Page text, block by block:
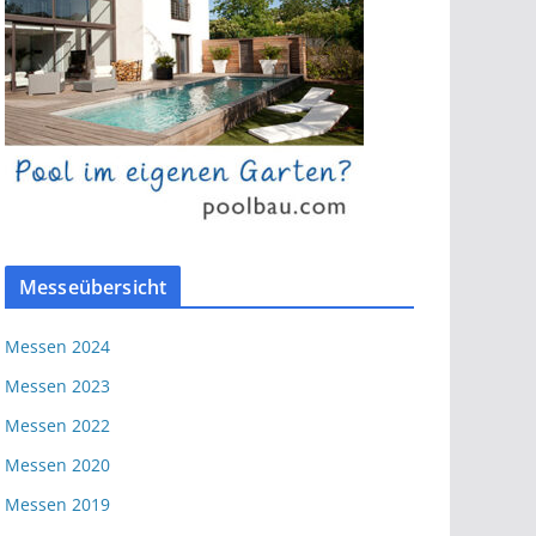
Messeübersicht
Messen 2024
Messen 2023
Messen 2022
Messen 2020
Messen 2019